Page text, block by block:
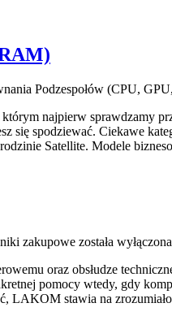
Podzespołów (CPU,
najpierw sprawdzamy
się spodziewać. Ciekawe
Satellite. Modele
zakupowe została wyłączona
oraz obsłudze
pomocy wtedy, gdy
LAKOM stawia na